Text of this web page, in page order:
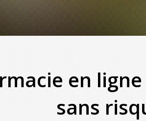
en
sans